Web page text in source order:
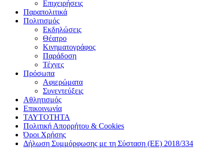
Επιχειρήσεις
Παραπολιτικά
Πολιτισμός
Εκδηλώσεις
Θέατρο
Κινηματογράφος
Παράδοση
Τέχνες
Πρόσωπα
Αφιερώματα
Συνεντεύξεις
Αθλητισμός
Επικοινωνία
ΤΑΥΤΟΤΗΤΑ
Πολιτική Απορρήτου & Cookies
Όροι Χρήσης
Δήλωση Συμμόρφωσης με τη Σύσταση (ΕΕ) 2018/334